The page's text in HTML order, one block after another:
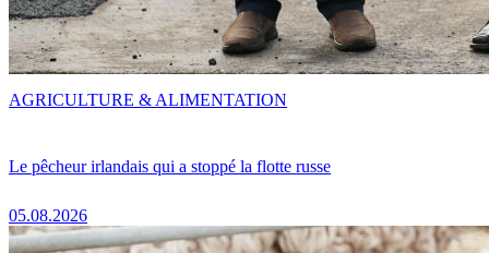
Le pêcheur irlandais qui a stoppé la flotte russe
05.08.2026
AGRICULTURE & ALIMENTATION